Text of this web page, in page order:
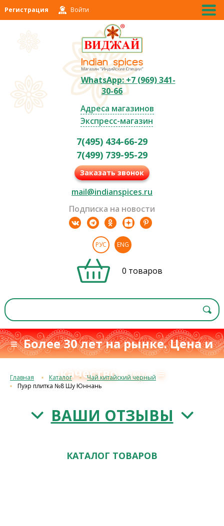
Регистрация Войти
WhatsApp: +7 (969) 341-
30-66
Адреса магазинов
Экспресс-магазин
7(495) 434-66-29
7(499) 739-95-29
Заказать звонок
mail@indianspices.ru
Подписка на новости
РУС ENG
0 товаров
≡ Более 30 лет на рынке. Цена и
качествос 1993 г.≡
Главная Каталог
Чай китайский черный
Пуэр плитка №8 Шу Юннань
ВАШИ ОТЗЫВЫ
КАТАЛОГ ТОВАРОВ